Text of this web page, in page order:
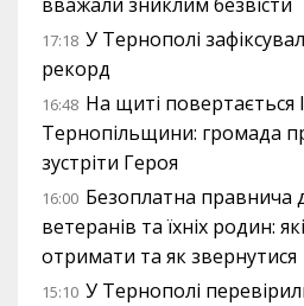
17:18 У Тернополі
рекорд
16:48 На щиті повертається
Тернопільщини: громада
зустріти Героя
16:00 Безоплатна правнича
ветеранів та їхніх родин:
отримати та як звернутися
15:10 У Тернополі